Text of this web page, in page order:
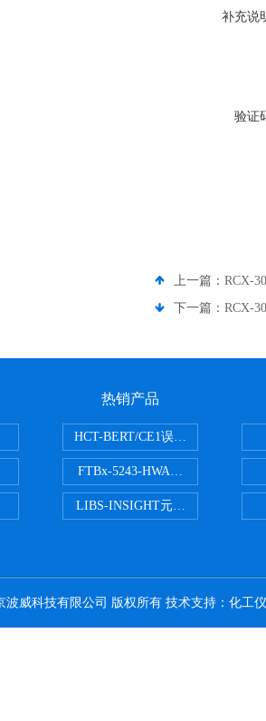
补充说
验证
上一篇： RCX-
下一篇： RCX-
热销产品
HCT-BERT/CE1误码测试仪
FTBx-5243-HWA光谱分析仪
LIBS-INSIGHT元素光谱分析仪
波威科技有限公司 版权所有 技术支持： 化工